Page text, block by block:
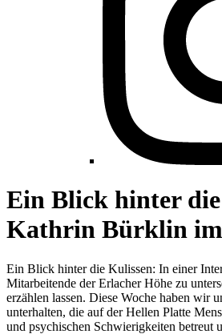
Ein Blick hinter
Kathrin Bürklin
Ein Blick hinter die Kulissen: In einer
Mitarbeitende der Erlacher Höhe zu
erzählen lassen. Diese Woche haben wir
unterhalten, die auf der Hellen Platte
und psychischen Schwierigkeiten betreut